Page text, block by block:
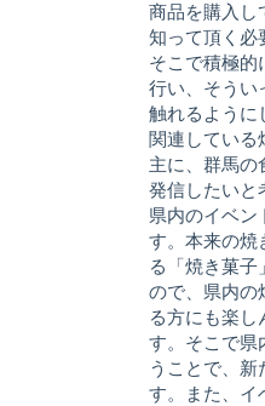
商品を購入し
知って頂く必
そこで積極的
行い、そうい
触れるように
関連している
主に、群馬の
発信したいと
県内のイベン
す。本来の焼
る「焼き菓子
ので、県内の
る方にも楽し
す。そこで県
うことで、新
す。また、イ